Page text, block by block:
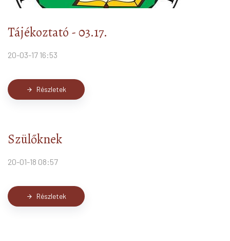
Tájékoztató - 03.17.
20-03-17 16:53
arrow_forward Részletek
Szülőknek
20-01-18 08:57
arrow_forward Részletek